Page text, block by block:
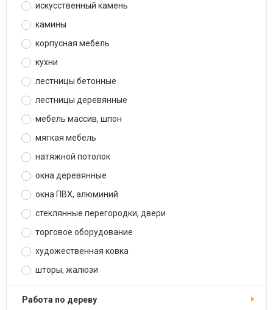
искусственный камень
камины
корпусная мебель
кухни
лестницы бетонные
лестницы деревянные
мебель массив, шпон
мягкая мебель
натяжной потолок
окна деревянные
окна ПВХ, алюминий
стеклянные перегородки, двери
торговое оборудование
художественная ковка
шторы, жалюзи
работа по дереву